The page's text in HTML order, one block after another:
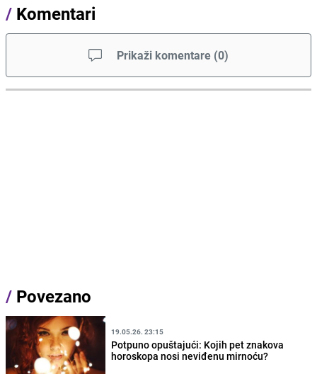
/ Komentari
Prikaži komentare (0)
/ Povezano
19.05.26. 23:15
Potpuno opuštajući: Kojih pet znakova
horoskopa nosi neviđenu mirnoću?